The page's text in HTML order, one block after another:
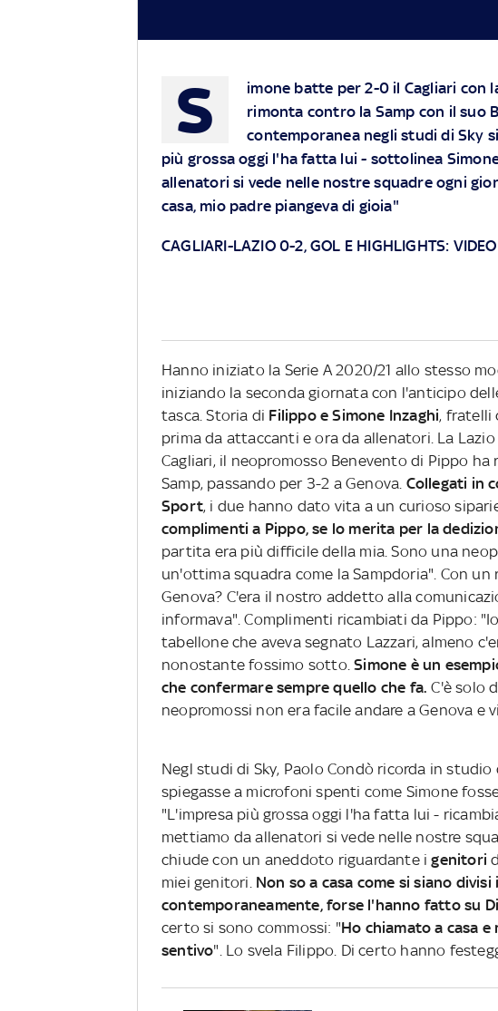
S
imone batte per 2-0 il Cagliari con
rimonta contro la Samp con il suo
contemporanea negli studi di Sky
più grossa oggi l'ha fatta lui - sottolinea
allenatori si vede nelle nostre squadre ogni
casa, mio padre piangeva di gioia"
CAGLIARI-LAZIO 0-2, GOL E HIGHLIGHTS: VIDEO
Hanno iniziato la Serie A 2020/21 allo stesso
iniziando la seconda giornata con l'anticipo
tasca. Storia di Filippo e Simone Inzaghi, fratelli
prima da attaccanti e ora da allenatori. La
Cagliari, il neopromosso Benevento di Pippo
Samp, passando per 3-2 a Genova. Collegati in
Sport, i due hanno dato vita a un curioso
complimenti a Pippo, se lo merita per la
partita era più difficile della mia. Sono una
un'ottima squadra come la Sampdoria". Con
Genova? C'era il nostro addetto alla
informava". Complimenti ricambiati da Pippo:
tabellone che aveva segnato Lazzari, almeno
nonostante fossimo sotto.Simone è un
che confermare sempre quello che fa. C'è solo
neopromossi non era facile andare a Genova e
Negl studi di Sky, Paolo Condò ricorda in
spiegasse a microfoni spenti come Simone
"L'impresa più grossa oggi l'ha fatta lui -
mettiamo da allenatori si vede nelle nostre
chiude con un aneddoto riguardante i genitori
miei genitori. Non so a casa come si siano
contemporaneamente, forse l'hanno fatto su
certo si sono commossi: "Ho chiamato a casa
sentivo". Lo svela Filippo. Di certo hanno